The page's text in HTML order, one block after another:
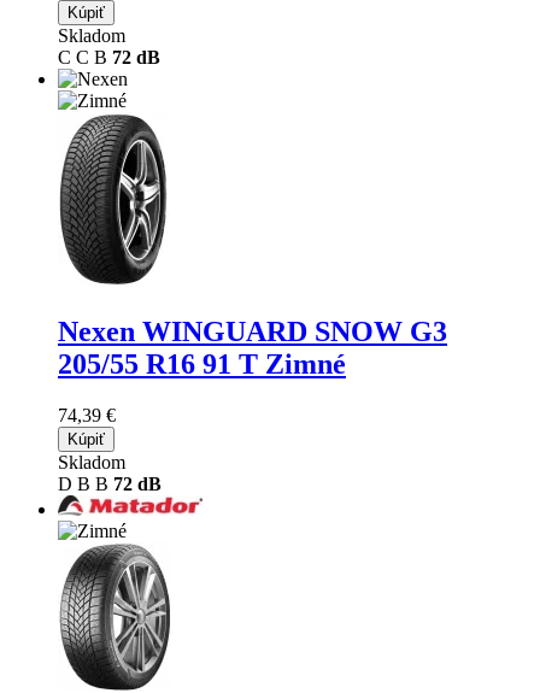
Kúpiť
Skladom
C C B 72 dB
Nexen WINGUARD SNOW G3
205/55 R16 91 T Zimné
74,39 €
Kúpiť
Skladom
D B B 72 dB